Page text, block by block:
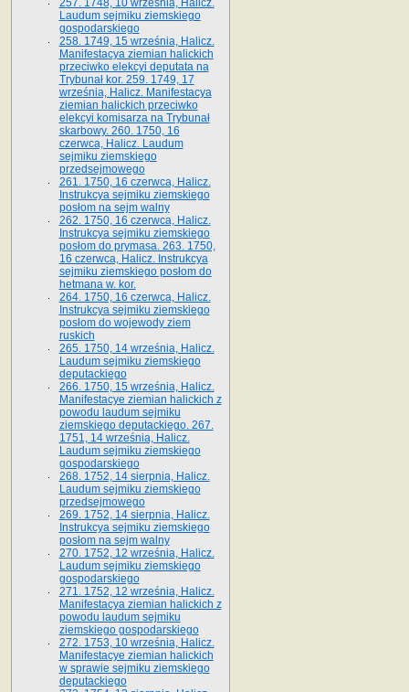
257. 1748, 10 września, Halicz.
Laudum sejmiku ziemskiego
gospodarskiego
258. 1749, 15 września, Halicz.
Manifestacya ziemian halickich
przeciwko elekcyi deputata na
Trybunał kor. 259. 1749, 17
września, Halicz. Manifestacya
ziemian halickich przeciwko
elekcyi komisarza na Trybunał
skarbowy. 260. 1750, 16
czerwca, Halicz. Laudum
sejmiku ziemskiego
przedsejmowego
261. 1750, 16 czerwca, Halicz.
Instrukcya sejmiku ziemskiego
posłom na sejm walny
262. 1750, 16 czerwca, Halicz.
Instrukcya sejmiku ziemskiego
posłom do prymasa. 263. 1750,
16 czerwca, Halicz. Instrukcya
sejmiku ziemskiego posłom do
hetmana w. kor.
264. 1750, 16 czerwca, Halicz.
Instrukcya sejmiku ziemskiego
posłom do wojewody ziem
ruskich
265. 1750, 14 września, Halicz.
Laudum sejmiku ziemskiego
deputackiego
266. 1750, 15 września, Halicz.
Manifestacye ziemian halickich z
powodu laudum sejmiku
ziemskiego deputackiego. 267.
1751, 14 września, Halicz.
Laudum sejmiku ziemskiego
gospodarskiego
268. 1752, 14 sierpnia, Halicz.
Laudum sejmiku ziemskiego
przedsejmowego
269. 1752, 14 sierpnia, Halicz.
Instrukcya sejmiku ziemskiego
posłom na sejm walny
270. 1752, 12 września, Halicz.
Laudum sejmiku ziemskiego
gospodarskiego
271. 1752, 12 września, Halicz.
Manifestacya ziemian halickich z
powodu laudum sejmiku
ziemskiego gospodarskiego
272. 1753, 10 września, Halicz.
Manifestacye ziemian halickich
w sprawie sejmiku ziemskiego
deputackiego